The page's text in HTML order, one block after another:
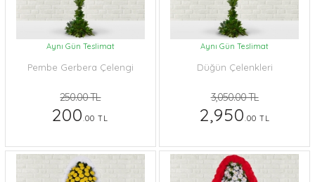
Aynı Gün Teslimat
Pembe Gerbera Çelengi
250.00 TL
200.00 TL
Aynı Gün Teslimat
Düğün Çelenkleri
3,050.00 TL
2,950.00 TL